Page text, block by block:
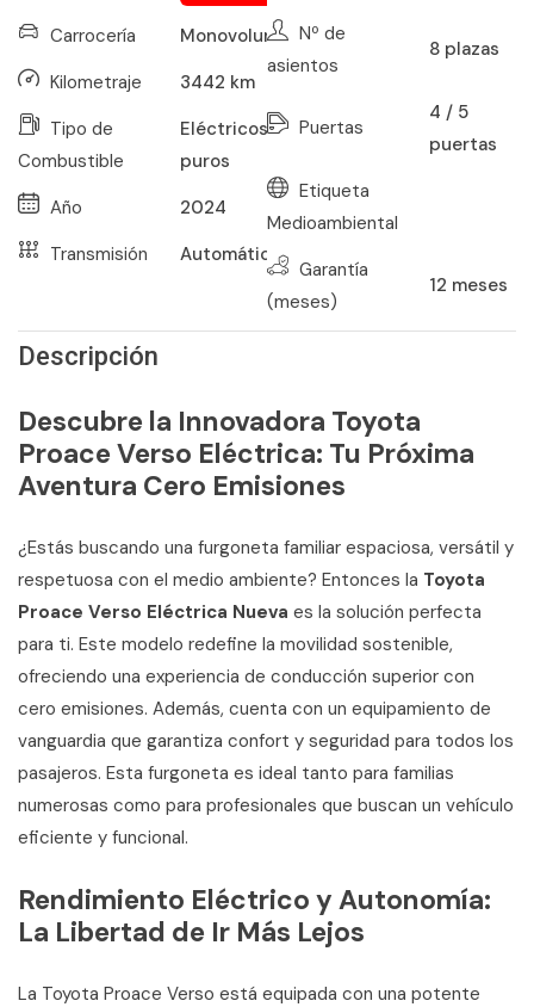
Carrocería
Monovolumen
Kilometraje
3442 km
Tipo de
Combustible
Eléctricos
puros
Año
2024
Transmisión
Automático
Nº de
asientos
8 plazas
Puertas
4 / 5
puertas
Etiqueta
Medioambiental
Garantía
(meses)
12 meses
Descripción
Descubre la Innovadora Toyota
Proace Verso Eléctrica: Tu Próxima
Aventura Cero Emisiones
¿Estás buscando una furgoneta familiar espaciosa, versátil y
respetuosa con el medio ambiente? Entonces la Toyota
Proace Verso Eléctrica Nueva es la solución perfecta
para ti. Este modelo redefine la movilidad sostenible,
ofreciendo una experiencia de conducción superior con
cero emisiones. Además, cuenta con un equipamiento de
vanguardia que garantiza confort y seguridad para todos los
pasajeros. Esta furgoneta es ideal tanto para familias
numerosas como para profesionales que buscan un vehículo
eficiente y funcional.
Rendimiento Eléctrico y Autonomía:
La Libertad de Ir Más Lejos
La Toyota Proace Verso está equipada con una potente